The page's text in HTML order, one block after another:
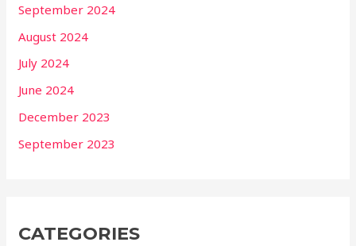
September 2024
August 2024
July 2024
June 2024
December 2023
September 2023
CATEGORIES